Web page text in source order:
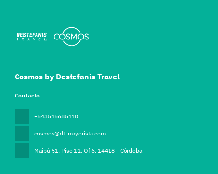
Cosmos by Destefanis Travel
Contacto
+543515685110
cosmos@dt-mayorista.com
Maipú 51. Piso 11. Of 6, 14418 - Córdoba